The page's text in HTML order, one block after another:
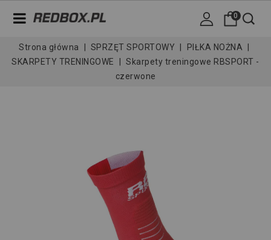
0
Strona główna SPRZĘT SPORTOWY
PIŁKA NOŻNA
SKARPETY TRENINGOWE
Skarpety treningowe RBSPORT -
czerwone